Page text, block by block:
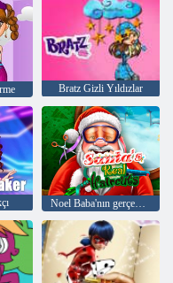
Bratz Gizli Yıldızlar
Noel Baba'nın gerçek Saç Modelleri